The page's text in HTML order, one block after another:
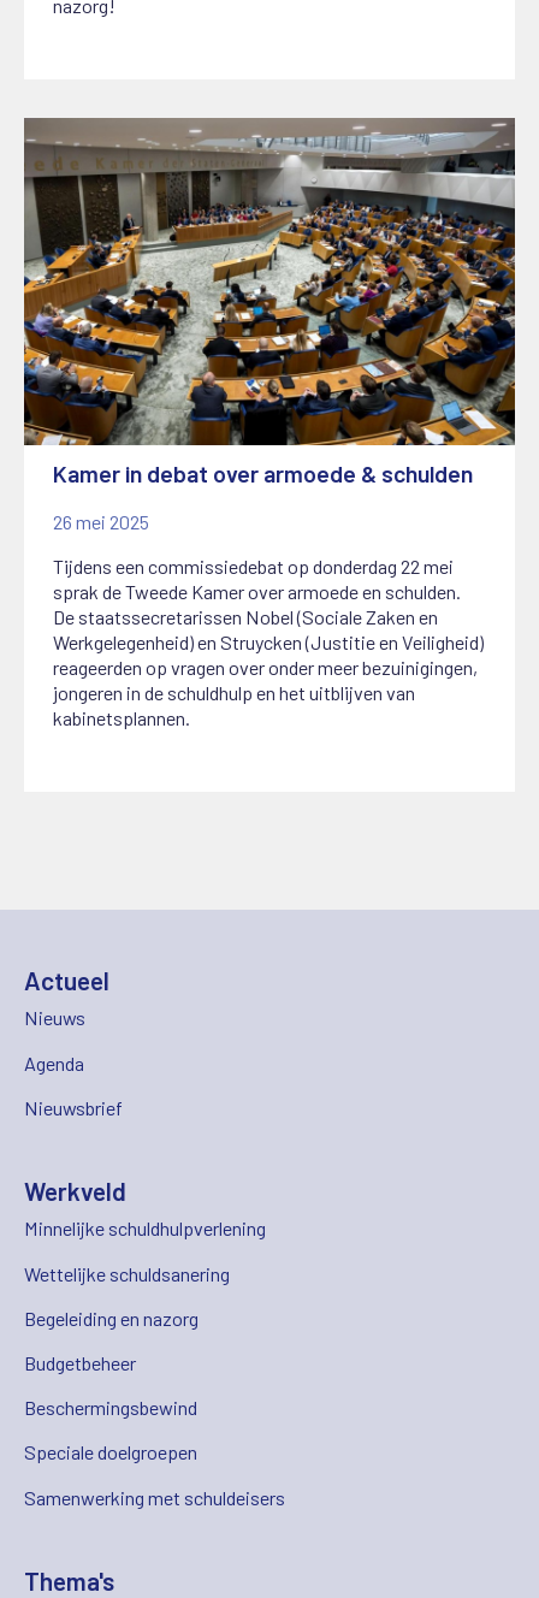
nazorg!
Kamer in debat over armoede & schulden
26 mei 2025
Tijdens een commissiedebat op donderdag 22 mei
sprak de Tweede Kamer over armoede en schulden.
De staatssecretarissen Nobel (Sociale Zaken en
Werkgelegenheid) en Struycken (Justitie en Veiligheid)
reageerden op vragen over onder meer bezuinigingen,
jongeren in de schuldhulp en het uitblijven van
kabinetsplannen.
Actueel
Nieuws
Agenda
Nieuwsbrief
Werkveld
Minnelijke schuldhulpverlening
Wettelijke schuldsanering
Begeleiding en nazorg
Budgetbeheer
Beschermingsbewind
Speciale doelgroepen
Samenwerking met schuldeisers
Thema's